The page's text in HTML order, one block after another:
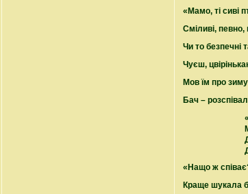
«Мамо, ті сиві
Сміливі,
Чи то безпечні
Чуєш,
Мов їм про
Бач –
«Нащо ж
Краще шукала